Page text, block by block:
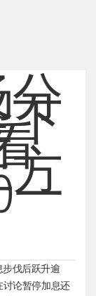
分
方
一
伐后跃升逾
讨论暂停加息还